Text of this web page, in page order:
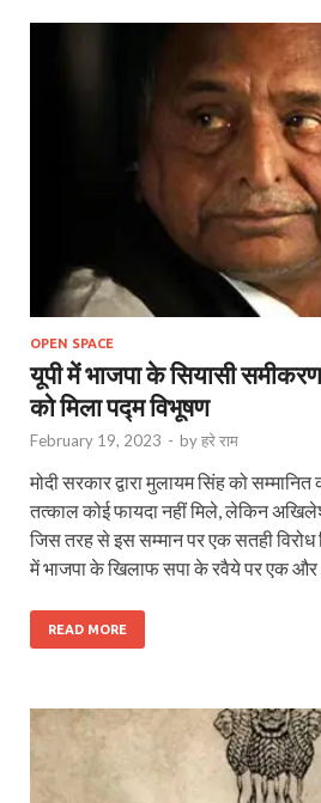
OPEN SPACE
यूपी में भाजपा के सियासी समीकरण
को मिला पद्म विभूषण
February 19, 2023 - byहरे राम
मोदी सरकार द्वारा मुलायम सिंह को
तत्काल कोई फायदा नहीं मिले, लेकिन
जिस तरह से इस सम्मान पर एक सतही विरोध
में भाजपा के खिलाफ सपा के रवैये पर एक
READ MORE